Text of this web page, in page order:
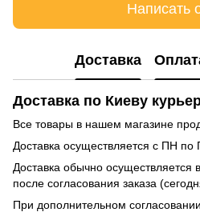
Написать
Доставка
Доставка по Киеву
Все товары в нашем магазине
Доставка осуществляется с ПН по
Доставка обычно
после согласования заказа
При дополнительном